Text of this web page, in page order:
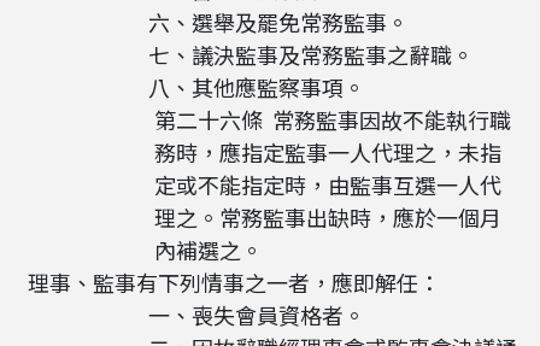
六、選舉及罷免常務監事。
七、議決監事及常務監事之辭職。
八、其他應監察事項。
第二十六條 常務監事因故不能執行職
務時，應指定監事一人代理之，未指
定或不能指定時，由監事互選一人代
理之。常務監事出缺時，應於一個月
內補選之。
理事、監事有下列情事之一者，應即解任：
一、喪失會員資格者。